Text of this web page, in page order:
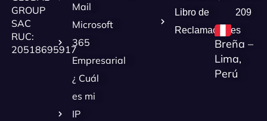
GROUP
SAC
RUC:
20518695917
Mail
Microsoft
365
Empresarial
¿ Cuál
es mi
IP
Libro de
Reclamaciones
209
Breña –
Lima,
Perú